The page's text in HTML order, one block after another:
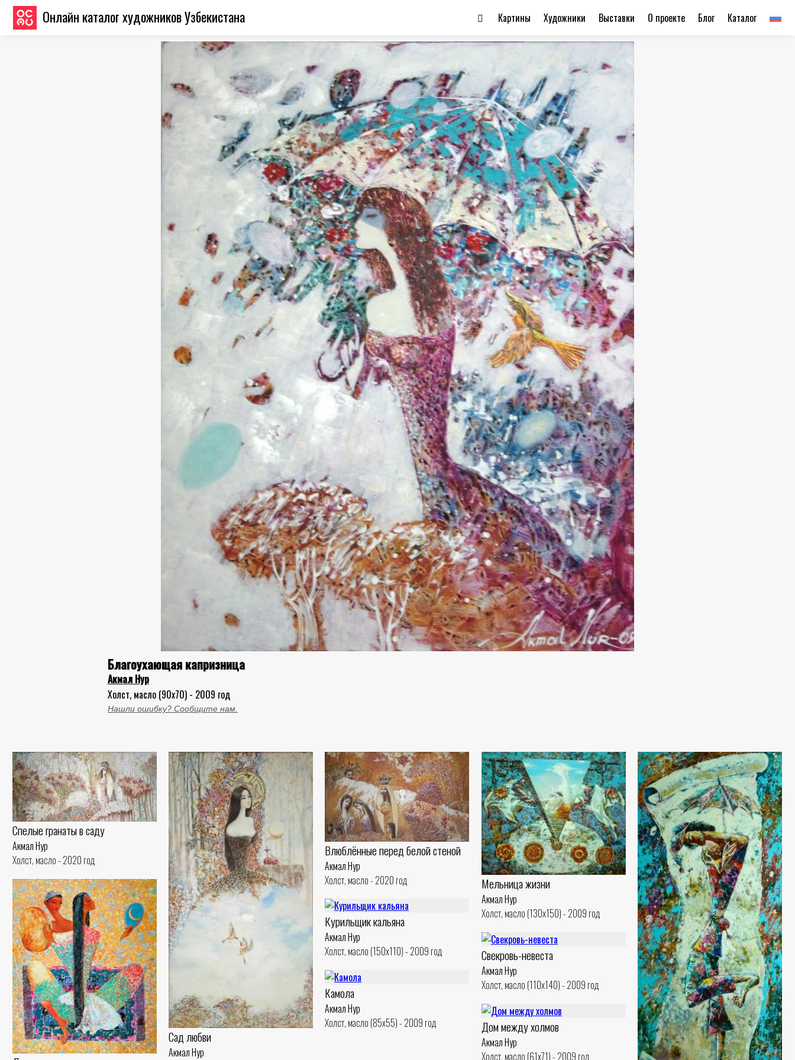
Онлайн каталог художников Узбекистана Каталог
Блог
О проекте
Выставки
Художники
Картины
Благоухающая капризница
Акмал Нур
Холст, масло (90x70) - 2009 год
Нашли ошибку? Сообщите нам.
Спелые гранаты в саду
Акмал Нур
Холст, масло - 2020 год
Сад любви
Акмал Нур
Влюблённые перед белой стеной
Акмал Нур
Холст, масло - 2020 год
Мельница жизни
Акмал Нур
Холст, масло (130x150) - 2009 год
Курильщик кальяна
Акмал Нур
Холст, масло (150x110) - 2009 год
Свекровь-невеста
Акмал Нур
Холст, масло (110x140) - 2009 год
Камола
Акмал Нур
Холст, масло (85x55) - 2009 год
Дом между холмов
Акмал Нур
Холст, масло (61x71) - 2009 год